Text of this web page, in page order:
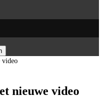
video
nieuwe video